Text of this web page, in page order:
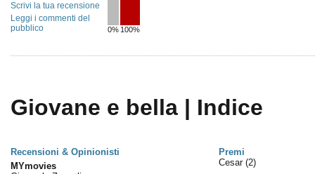
0% 100%
Scrivi la tua recensione
Leggi i commenti del
pubblico
Giovane e bella | Indice
Recensioni & Opinionisti
Premi
MYmovies
Cesar (2)